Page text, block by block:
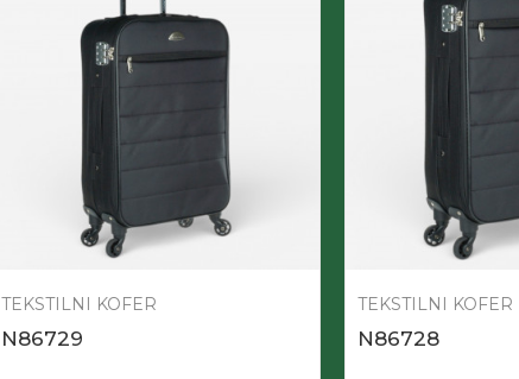
TEKSTILNI KOFER
N86729
TEKSTILNI KOFER
N86728